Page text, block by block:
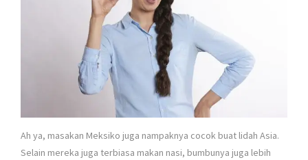
Ah ya, masakan Meksiko juga nampaknya cocok buat lidah Asia.
Selain mereka juga terbiasa makan nasi, bumbunya juga lebih